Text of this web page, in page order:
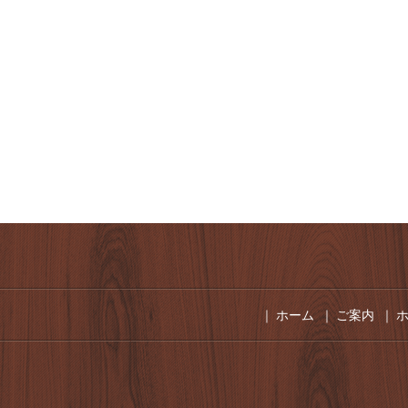
｜ ホーム ｜ご案内 ｜